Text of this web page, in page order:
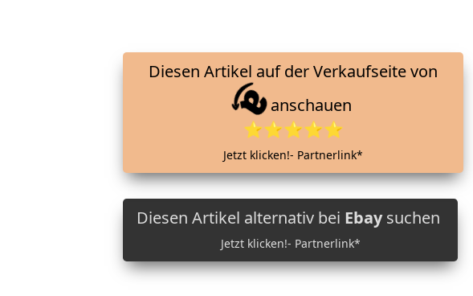
anschauen
⭐⭐⭐⭐⭐
Jetzt klicken!- Partnerlink*
Diesen Artikel alternativ bei Ebaysuchen
Jetzt klicken!- Partnerlink*